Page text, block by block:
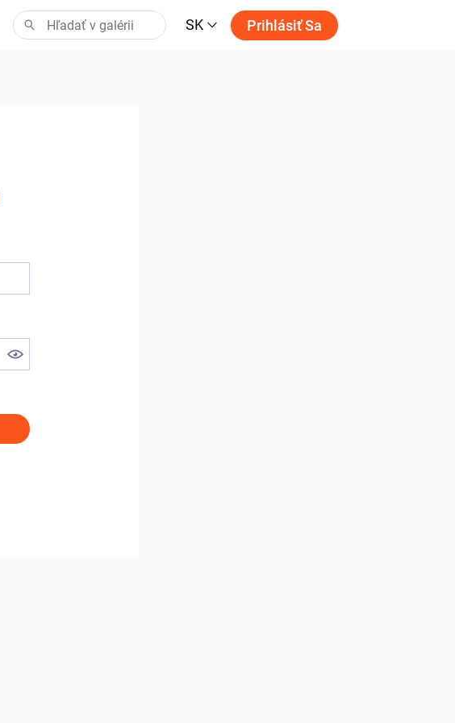
SK Prihlásiť Sa